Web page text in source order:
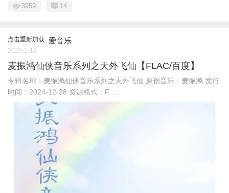
3959 14
点击重新加载 爱音乐
2025-1-18
麦振鸿仙侠音乐系列之天外飞仙【FLAC/百度】
专辑名称：麦振鸿仙侠音乐系列之天外飞仙 原创音乐：麦振鸿 发行
时间：2024-12-28 资源格式：F ...